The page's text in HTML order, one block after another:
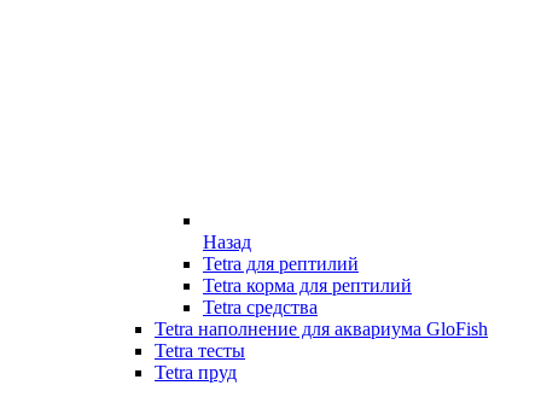
Назад
Tetra для рептилий
Tetra корма для рептилий
Tetra средства
Tetra наполнение для аквариума GloFish
Tetra тесты
Tetra пруд